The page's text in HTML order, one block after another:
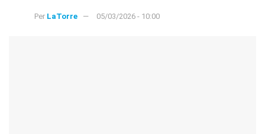
Per LaTorre 05/03/2026 - 10:00